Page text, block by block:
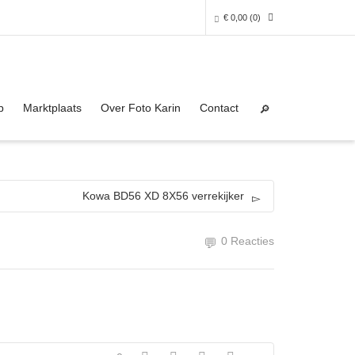
€ 0,00 (0)
NAAR DE SHOP
Marktplaats Over Foto Karin Contact
Kowa BD56 XD 8X56 verrekijker
0 Reacties